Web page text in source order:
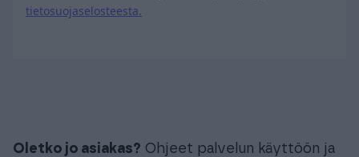
tietosuojaselosteesta.
Oletko jo asiakas? Ohjeet palvelun käyttöön ja